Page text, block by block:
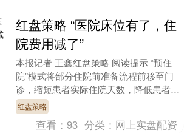
红盘策略 “医院床位有了，住
院费用减了”
本报记者 王鑫红盘策略 阅读提示 “预住
院”模式将部分住院前准备流程前移至门
诊，缩短患者实际住院天数，降低患者医
疗费用支出，缓解医院床位的周转压力，
让住院患者实....
红盘策略
查看：93 分类： 网上实盘配资